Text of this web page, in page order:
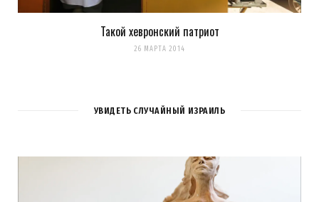
Такой хевронский патриот
26 МАРТА 2014
УВИДЕТЬ СЛУЧАЙНЫЙ ИЗРАИЛЬ